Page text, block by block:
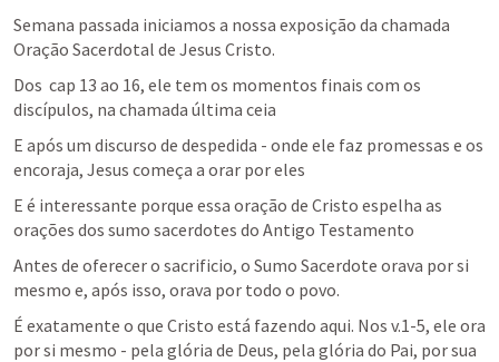
Semana passada iniciamos a nossa exposição da chamada
Oração Sacerdotal de Jesus Cristo.
Dos  cap 13 ao 16, ele tem os momentos finais com os
discípulos, na chamada última ceia
E após um discurso de despedida - onde ele faz promessas e os
encoraja, Jesus começa a orar por eles
E é interessante porque essa oração de Cristo espelha as
orações dos sumo sacerdotes do Antigo Testamento
Antes de oferecer o sacrificio, o Sumo Sacerdote orava por si
mesmo e, após isso, orava por todo o povo.
É exatamente o que Cristo está fazendo aqui. Nos v.1-5, ele ora
por si mesmo - pela glória de Deus, pela glória do Pai, por sua